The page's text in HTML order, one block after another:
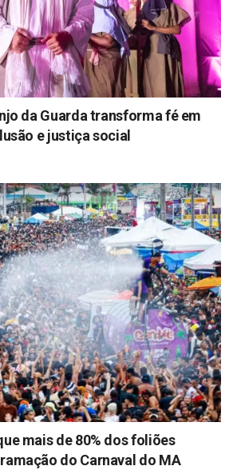
da Guarda transforma fé em
e justiça social
mais de 80% dos foliões
do Carnaval do MA